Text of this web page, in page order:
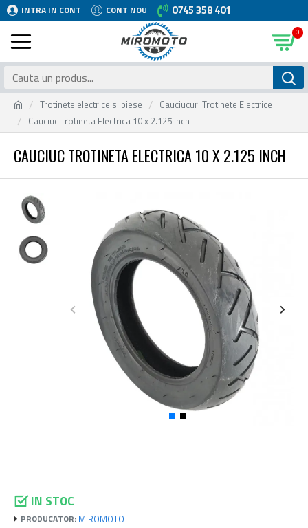
INTRA IN CONT CONT NOU 0745 358 401
0
Trotinete electrice si piese
Cauciucuri Trotinete Electrice
Cauciuc Trotineta Electrica 10 x 2.125 inch
CAUCIUC TROTINETA ELECTRICA 10 X 2.125 INCH
IN STOC
PRODUCATOR: MIROMOTO